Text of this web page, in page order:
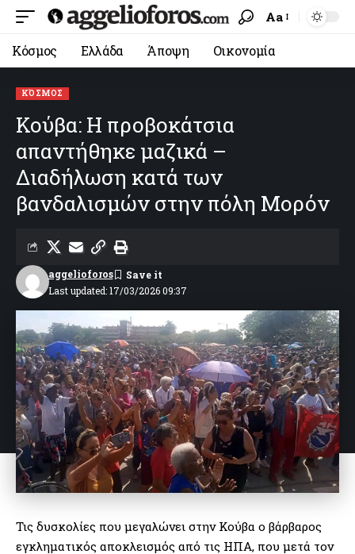
Aa
Κόσμος Ελλάδα Άποψη Οικονομία
ΚΌΣΜΟΣ
Κούβα: Η προβοκάτσια
απαντήθηκε μαζικά –
Διαδήλωση κατά των
βανδαλισμών στην πόλη Μορόν
Last updated: 17/03/2026 09:37
aggelioforos
Τις δυσκολίες που μεγαλώνει στην Κούβα ο βάρβαρος
εγκληματικός αποκλεισμός από τις ΗΠΑ, που μετά τον